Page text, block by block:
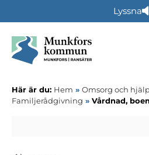
Lyssna
Här är du: Hem » Omsorg och
Familjerådgivning » Vårdnad,